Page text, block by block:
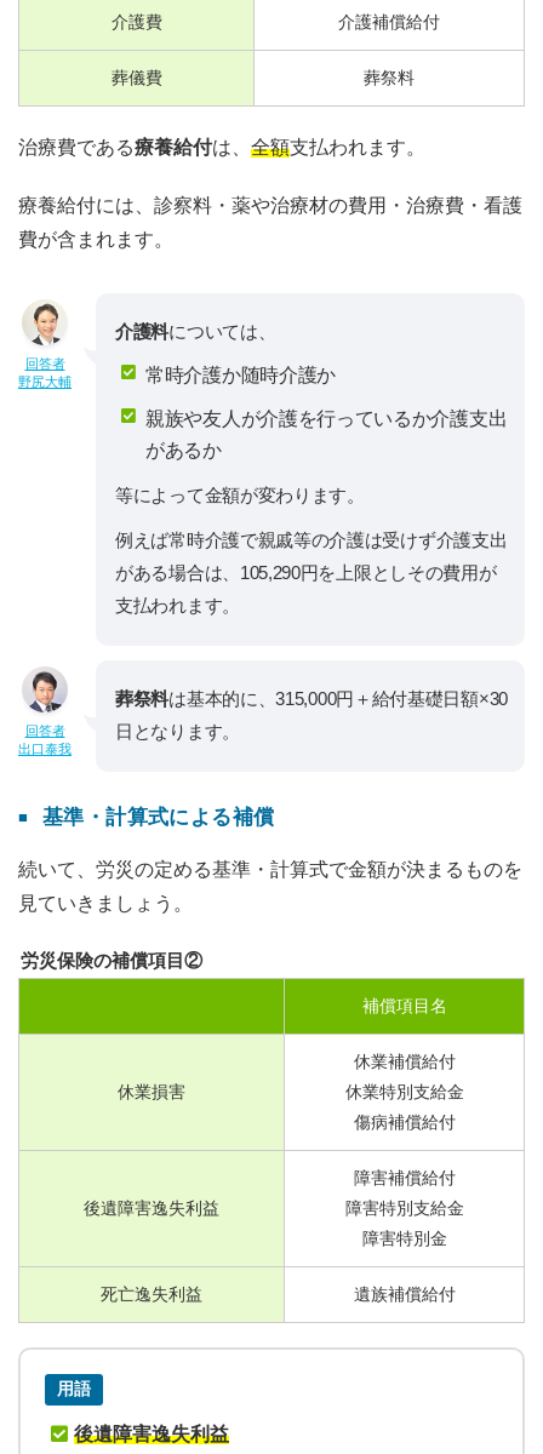
介護費 介護補償給付
葬儀費 葬祭料
治療費である療養給付は、 全額支払われます。
療養給付には、診察料・薬や治療材の費用・治療費・看護
費が含まれます。
回答者
野尻大輔
介護料については、
常時介護か随時介護か
親族や友人が介護を行っているか介護支出
があるか
等によって金額が変わります。
例えば常時介護で親戚等の介護は受けず介護支出
がある場合は、105,290円を上限としその費用が
支払われます。
回答者
出口泰我
葬祭料は基本的に、315,000円＋給付基礎日額×30
日となります。
基準・計算式による補償
続いて、労災の定める基準・計算式で金額が決まるものを
見ていきましょう。
労災保険の補償項目②
補償項目名
休業損害
休業補償給付
休業特別支給金
傷病補償給付
後遺障害逸失利益
障害補償給付
障害特別支給金
障害特別金
死亡逸失利益 遺族補償給付
用語
後遺障害逸失利益